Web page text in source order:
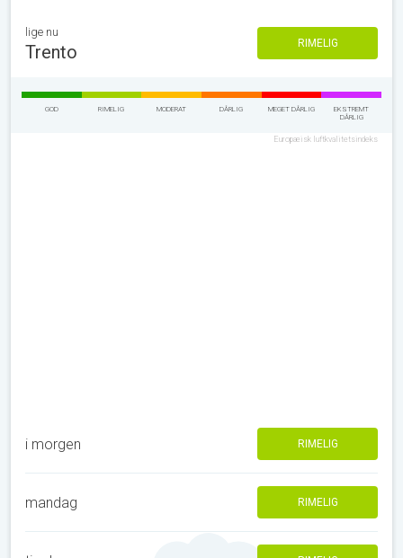
lige nu
Trento RIMELIG
GOD RIMELIG MODERAT DÅRLIG MEGET DÅRLIG
EKSTREMT
DÅRLIG
Europæisk luftkvalitetsindeks
i morgen RIMELIG
mandag RIMELIG